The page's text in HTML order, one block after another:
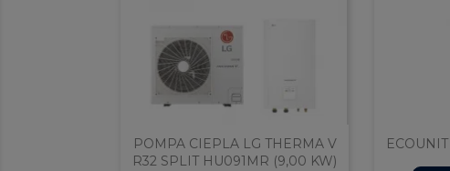
POMPA CIEPLA LG THERMA V
R32 SPLIT HU091MR (9,00 KW)
ECOUNIT F